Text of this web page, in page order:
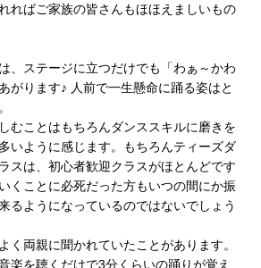
ればご家族の皆さんもほほえましいもの
、ステージに立つだけでも「わぁ～かわ
がります♪ 人前で一生懸命に踊る姿はと
むことはもちろんダンススキルに磨きを
いように感じます。もちろんティーズダ
スは、初心者歓迎クラスがほとんどです
くことに必死だった方もいつの間にか振
るようになっているのではないでしょう
く両親に聞かれていたことがあります。
楽を聴くだけで3分くらいの踊りが覚え